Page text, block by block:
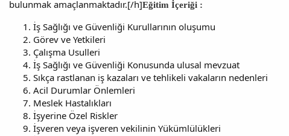
bulunmak amaçlanmaktadır.[/h]Eğitim İçeriği :
İş Sağlığı ve Güvenliği Kurullarının oluşumu
Görev ve Yetkileri
Çalışma Usulleri
İş Sağlığı ve Güvenliği Konusunda ulusal mevzuat
Sıkça rastlanan iş kazaları ve tehlikeli vakaların nedenleri
Acil Durumlar Önlemleri
Meslek Hastalıkları
İşyerine Özel Riskler
İşveren veya işveren vekilinin Yükümlülükleri